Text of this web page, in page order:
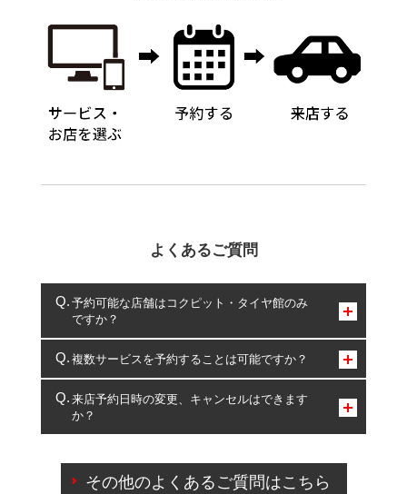
よくあるご質問
予約可能な店舗はコクピット・タイヤ館のみ
ですか？
コクピット・タイヤ館のみとなります。
複数サービスを予約することは可能ですか？
複数サービスのご予約は可能です。
一部の商品・サービスの組み合わせに限り、同時にご予約が
出来ないものもございます。
来店予約日時の変更、キャンセルはできます
か？
ご来店予約日の3営業日前を過ぎている場合のご予約
その他のよくあるご質問はこちら